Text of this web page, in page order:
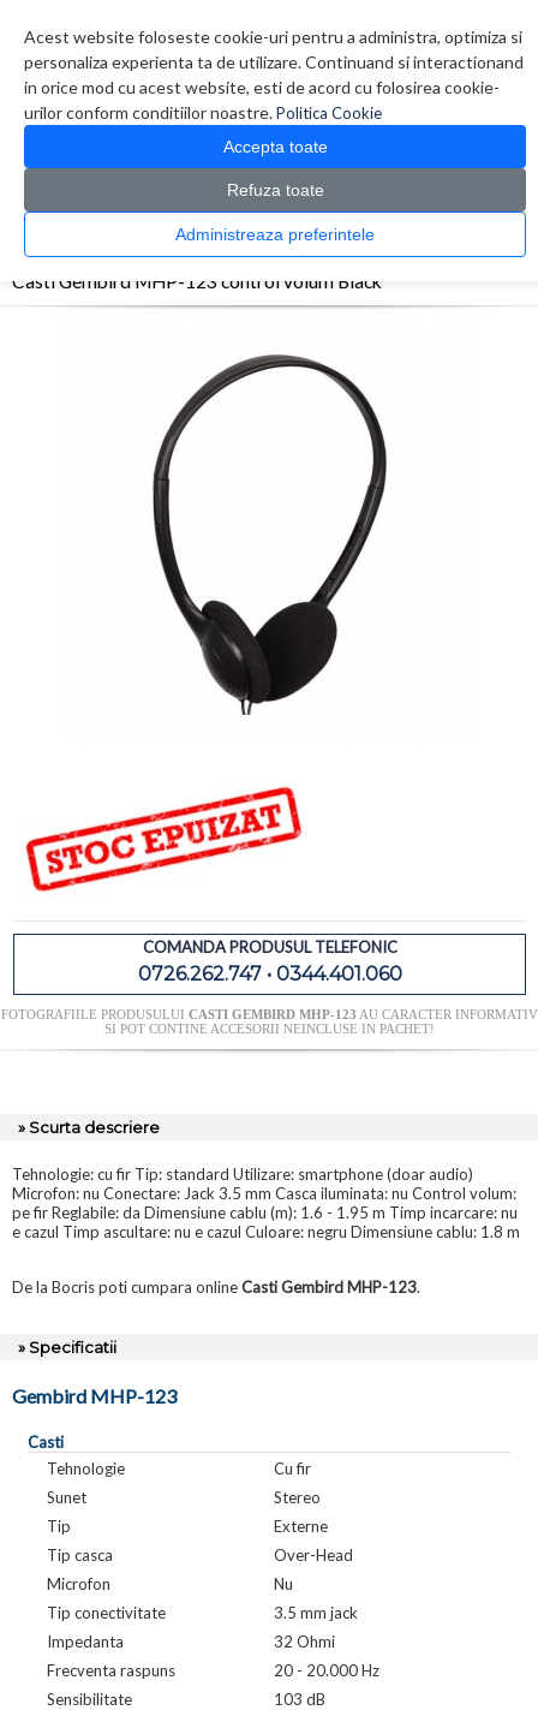
Acest website foloseste cookie-uri pentru a administra, optimiza si
personaliza experienta ta de utilizare. Continuand si interactionand
in orice mod cu acest website, esti de acord cu folosirea cookie-
urilor conform conditiilor noastre.Politica Cookie
Accepta toate
Refuza toate
Administreaza preferintele
0 produs(e)
CATALOG PRODUSE
> Casti > Casti Gembird MHP-123 control volum Black
Casti Gembird MHP-123 control volum Black
COMANDA PRODUSUL TELEFONIC
0726.262.747 • 0344.401.060
FOTOGRAFIILE PRODUSULUI CASTI GEMBIRD MHP-123 AU CARACTER INFORMATIV
SI POT CONTINE ACCESORII NEINCLUSE IN PACHET!
» Scurta descriere
Tehnologie: cu fir Tip: standard Utilizare: smartphone (doar audio)
Microfon: nu Conectare: Jack 3.5 mm Casca iluminata: nu Control volum:
pe fir Reglabile: da Dimensiune cablu (m): 1.6 - 1.95 m Timp incarcare: nu
e cazul Timp ascultare: nu e cazul Culoare: negru Dimensiune cablu: 1.8 m
De la Bocris poti cumpara onlineCasti Gembird MHP-123.
» Specificatii
Gembird MHP-123
Casti
Tehnologie
Cu fir
Sunet
Stereo
Tip
Externe
Tip casca
Over-Head
Microfon
Nu
Tip conectivitate
3.5 mm jack
Impedanta
32 Ohmi
Frecventa raspuns
20 - 20.000 Hz
Sensibilitate
103 dB